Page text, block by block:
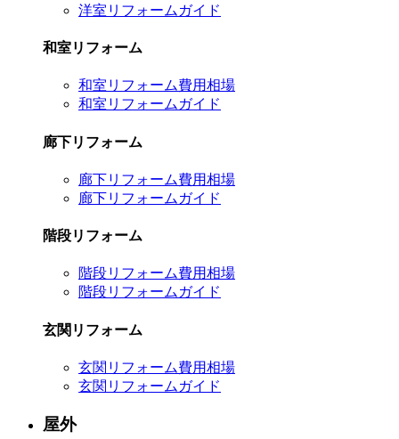
洋室リフォームガイド
和室リフォーム
和室リフォーム費用相場
和室リフォームガイド
廊下リフォーム
廊下リフォーム費用相場
廊下リフォームガイド
階段リフォーム
階段リフォーム費用相場
階段リフォームガイド
玄関リフォーム
玄関リフォーム費用相場
玄関リフォームガイド
屋外